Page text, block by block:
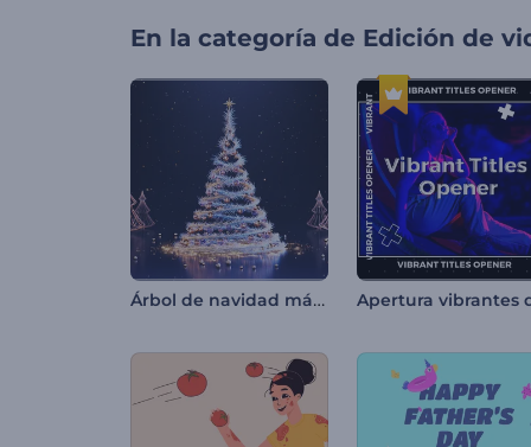
En la categoría de Edición de
Árbol de navidad mágico